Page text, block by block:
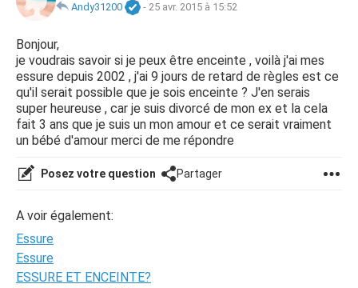
Andy31200
- 25 avr. 2015 à 15:52
Bonjour,
je voudrais savoir si je peux être enceinte , voilà j'ai mes
essure depuis 2002 , j'ai 9 jours de retard de règles est ce
qu'il serait possible que je sois enceinte ? J'en serais
super heureuse , car je suis divorcé de mon ex et la cela
fait 3 ans que je suis un mon amour et ce serait vraiment
un bébé d'amour merci de me répondre
Posez votre question Partager
A voir également:
Essure
Essure
ESSURE ET ENCEINTE?